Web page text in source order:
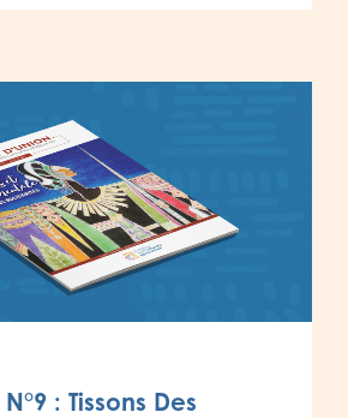
: Tissons Des